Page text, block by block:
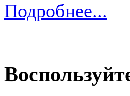
Подробнее...